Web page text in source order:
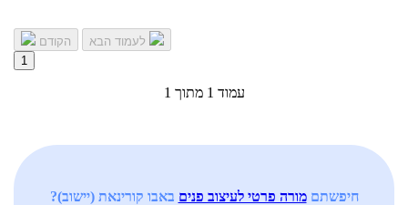
הקודם
1
עמוד 1 מתוך 1
חיפשתםמורה פרטי לעיצוב פנים באבו קורינאת (יישוב)?